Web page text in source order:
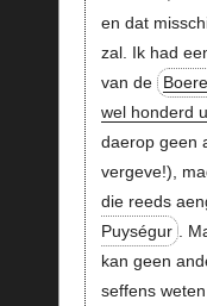
en dat
zal. Ik had
van de
wel honderd
daerop geen
vergeve!),
die reeds
Puységur .
kan geen
seffens